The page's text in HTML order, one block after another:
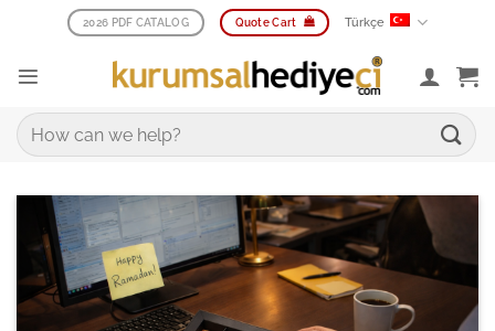
2026 PDF CATALOG Quote Cart Türkçe
Ara: